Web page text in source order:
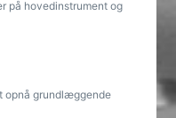
på hovedinstrument og
opnå grundlæggende